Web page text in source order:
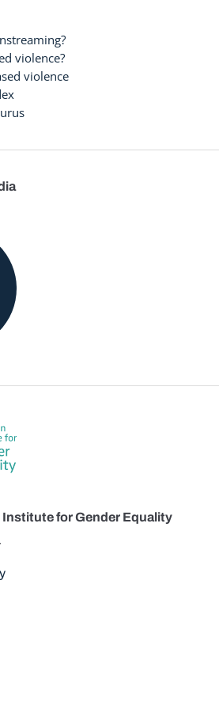
violence?
violence
for Gender Equality